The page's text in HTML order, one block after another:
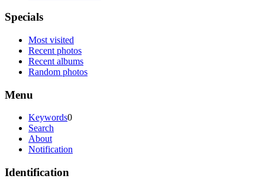
Specials
Most visited
Recent photos
Recent albums
Random photos
Menu
Keywords0
Search
About
Notification
Identification